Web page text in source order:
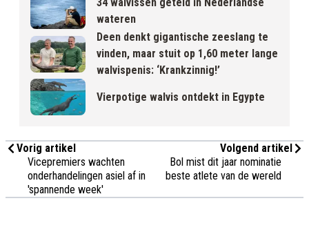
wateren
Deen denkt gigantische zeeslang te
vinden, maar stuit op 1,60 meter lange
walvispenis: ‘Krankzinnig!’
Vierpotige walvis ontdekt in Egypte
Vorig artikel
Vicepremiers wachten
onderhandelingen asiel af in
'spannende week'
Volgend artikel
Bol mist dit jaar nominatie
beste atlete van de wereld